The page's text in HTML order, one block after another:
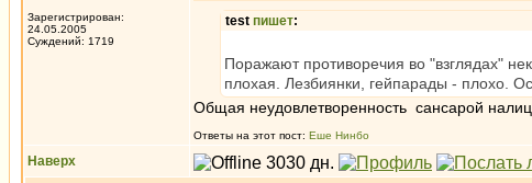
Зарегистрирован:
24.05.2005
Суждений: 1719
test пишет:
Поражают противоречия во "взглядах"
плохая. Лезбиянки, гейпарады - плохо.
Общая неудовлетворенность сансарой
Ответы на этот пост: Еше Нинбо
Наверх